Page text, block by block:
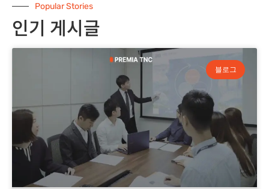
Popular Stories
인기 게시글
블로그